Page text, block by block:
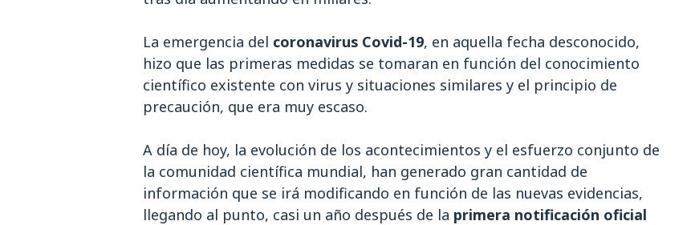
La emergencia del coronavirus Covid-19, en aquella fecha desconocido,
hizo que las primeras medidas se tomaran en función del conocimiento
científico existente con virus y situaciones similares y el principio de
precaución, que era muy escaso.
A día de hoy, la evolución de los acontecimientos y el esfuerzo conjunto de
la comunidad científica mundial, han generado gran cantidad de
información que se irá modificando en función de las nuevas evidencias,
llegando al punto, casi un año después de la primera notificación oficial